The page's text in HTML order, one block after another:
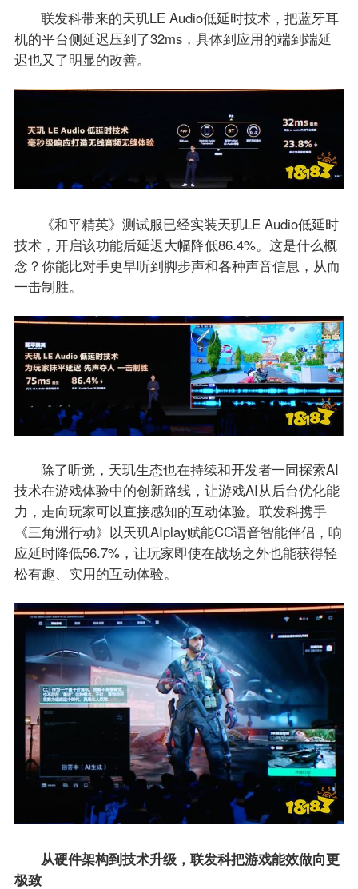
联发科带来的天玑LE Audio低延时技术，把蓝牙耳
机的平台侧延迟压到了32ms，具体到应用的端到端延
迟也又了明显的改善。
《和平精英》测试服已经实装天玑LE Audio低延时
技术，开启该功能后延迟大幅降低86.4%。这是什么概
念？你能比对手更早听到脚步声和各种声音信息，从而
一击制胜。
除了听觉，天玑生态也在持续和开发者一同探索AI
技术在游戏体验中的创新路线，让游戏AI从后台优化能
力，走向玩家可以直接感知的互动体验。联发科携手
《三角洲行动》以天玑AIplay赋能CC语音智能伴侣，响
应延时降低56.7%，让玩家即使在战场之外也能获得轻
松有趣、实用的互动体验。
从硬件架构到技术升级，联发科把游戏能效做向更
极致